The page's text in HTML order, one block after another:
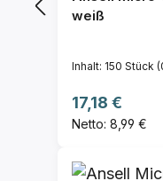
weiß
Inhalt: 150 Stück
Regulärer
17,18 €
Netto: 8,99 €